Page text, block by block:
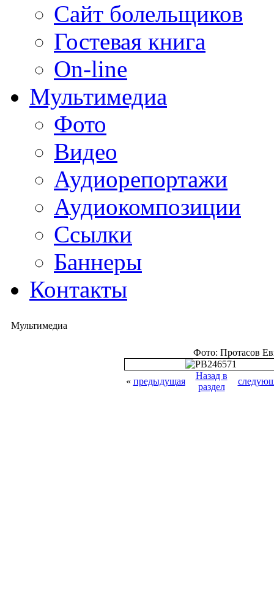
Сайт болельщиков
Гостевая книга
On-line
Мультимедиа
Фото
Видео
Аудиорепортажи
Аудиокомпозиции
Ссылки
Баннеры
Контакты
Мультимедиа
Фото: Протасов
« предыдущая
Назад в
раздел